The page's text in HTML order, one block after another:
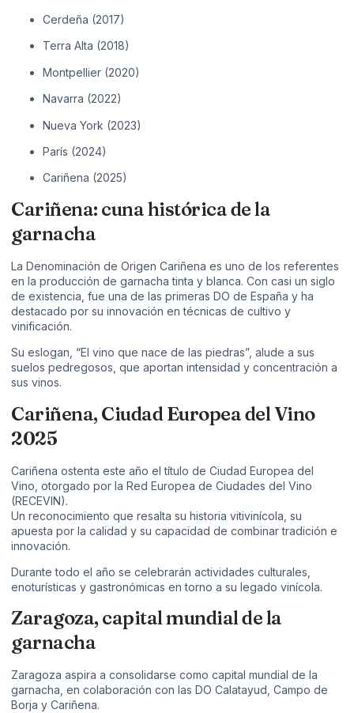
Cerdeña (2017)
Terra Alta (2018)
Montpellier (2020)
Navarra (2022)
Nueva York (2023)
París (2024)
Cariñena (2025)
Cariñena: cuna histórica de la
garnacha
La Denominación de Origen Cariñena es uno de los referentes
en la producción de garnacha tinta y blanca. Con casi un siglo
de existencia, fue una de las primeras DO de España y ha
destacado por su innovación en técnicas de cultivo y
vinificación.
Su eslogan, “El vino que nace de las piedras”, alude a sus
suelos pedregosos, que aportan intensidad y concentración a
sus vinos.
Cariñena, Ciudad Europea del Vino
2025
Cariñena ostenta este año el título de Ciudad Europea del
Vino, otorgado por la Red Europea de Ciudades del Vino
(RECEVIN).
Un reconocimiento que resalta su historia vitivinícola, su
apuesta por la calidad y su capacidad de combinar tradición e
innovación.
Durante todo el año se celebrarán actividades culturales,
enoturísticas y gastronómicas en torno a su legado vinícola.
Zaragoza, capital mundial de la
garnacha
Zaragoza aspira a consolidarse como capital mundial de la
garnacha, en colaboración con las DO Calatayud, Campo de
Borja y Cariñena.